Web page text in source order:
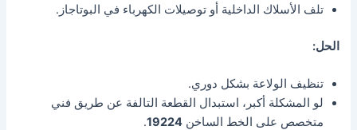
تلف الأسلاك الداخلية أو توصيلات الكهرباء في البوتاجاز.
الحل:
تنظيف الولاعة بشكل دوري.
لو المشكلة أكبر، استبدال القطعة التالفة عن طريق فني
متخصص على الخط الساخن19224
.